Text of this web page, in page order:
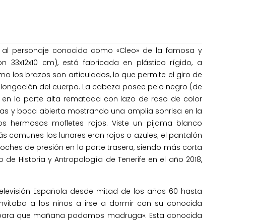
personaje conocido como «Cleo» de la famosa y
33x12x10 cm), está fabricada en plástico rígido, a
los brazos son articulados, lo que permite el giro de
del cuerpo. La cabeza posee pelo negro (de
la parte alta rematada con lazo de raso de color
y boca abierta mostrando una amplia sonrisa en la
hermosos mofletes rojos. Viste un pijama blanco
comunes los lunares eran rojos o azules; el pantalón
de presión en la parte trasera, siendo más corta
Historia y Antropología de Tenerife en el año 2018,
Española desde mitad de los años 60 hasta
a los niños a irse a dormir con su conocida
que mañana podamos madruga». Esta conocida